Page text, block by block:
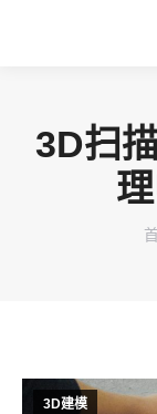
3D扫
3D建模